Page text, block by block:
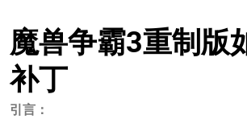
魔兽争霸3重制版
补丁
引言：